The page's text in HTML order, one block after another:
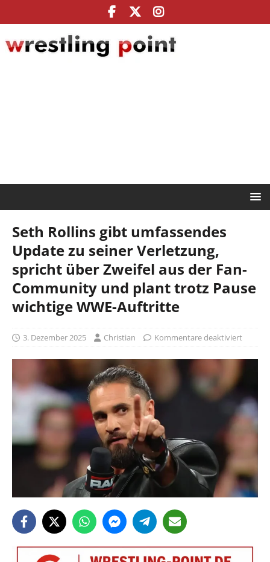
Seth Rollins gibt umfassendes
Update zu seiner Verletzung,
spricht über Zweifel aus der Fan-
Community und plant trotz Pause
wichtige WWE-Auftritte
3. Dezember 2025 Christian Kommentare deaktiviert